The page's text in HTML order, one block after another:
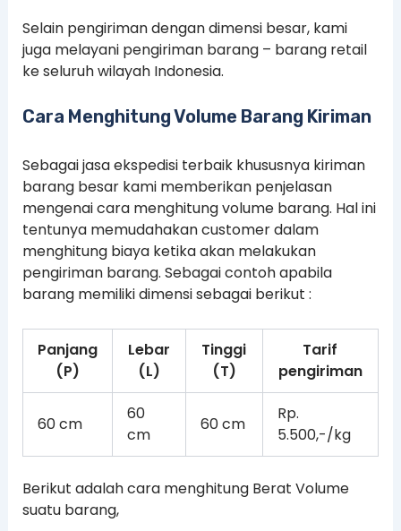
Selain pengiriman dengan dimensi besar, kami
juga melayani pengiriman barang – barang retail
ke seluruh wilayah Indonesia.
Cara Menghitung Volume Barang Kiriman
Sebagai jasa ekspedisi terbaik khususnya kiriman
barang besar kami memberikan penjelasan
mengenai cara menghitung volume barang. Hal ini
tentunya memudahakan customer dalam
menghitung biaya ketika akan melakukan
pengiriman barang. Sebagai contoh apabila
barang memiliki dimensi sebagai berikut :
Panjang
(P)
Lebar
(L)
Tinggi
(T)
Tarif
pengiriman
60 cm
60
cm
60 cm
Rp.
5.500,-/kg
Berikut adalah cara menghitung Berat Volume
suatu barang,